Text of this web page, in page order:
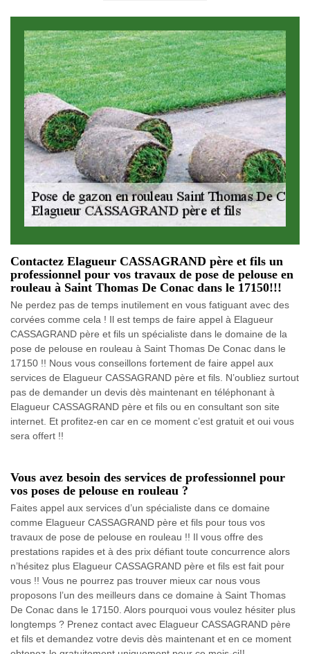
Contactez Elagueur CASSAGRAND père et fils un
professionnel pour vos travaux de pose de pelouse en
rouleau à Saint Thomas De Conac dans le 17150!!!
Ne perdez pas de temps inutilement en vous fatiguant avec des
corvées comme cela ! Il est temps de faire appel à Elagueur
CASSAGRAND père et fils un spécialiste dans le domaine de la
pose de pelouse en rouleau à Saint Thomas De Conac dans le
17150 !! Nous vous conseillons fortement de faire appel aux
services de Elagueur CASSAGRAND père et fils. N’oubliez surtout
pas de demander un devis dès maintenant en téléphonant à
Elagueur CASSAGRAND père et fils ou en consultant son site
internet. Et profitez-en car en ce moment c’est gratuit et oui vous
sera offert !!
Vous avez besoin des services de professionnel pour
vos poses de pelouse en rouleau ?
Faites appel aux services d’un spécialiste dans ce domaine
comme Elagueur CASSAGRAND père et fils pour tous vos
travaux de pose de pelouse en rouleau !! Il vous offre des
prestations rapides et à des prix défiant toute concurrence alors
n’hésitez plus Elagueur CASSAGRAND père et fils est fait pour
vous !! Vous ne pourrez pas trouver mieux car nous vous
proposons l’un des meilleurs dans ce domaine à Saint Thomas
De Conac dans le 17150. Alors pourquoi vous voulez hésiter plus
longtemps ? Prenez contact avec Elagueur CASSAGRAND père
et fils et demandez votre devis dès maintenant et en ce moment